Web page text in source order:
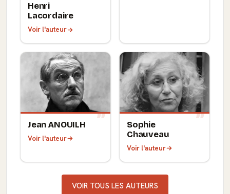
Henri
Lacordaire
Voir l'auteur
Jean ANOUILH
Voir l'auteur
Sophie
Chauveau
Voir l'auteur
VOIR TOUS LES AUTEURS